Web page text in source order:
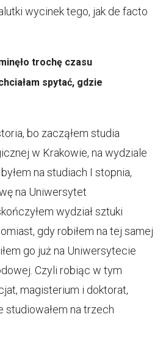
wycinek tego, jak de facto
trochę czasu
spytać, gdzie
bo zacząłem studia
w Krakowie, na wydziale
na studiach I stopnia,
na Uniwersytet
wydział sztuki
gdy robiłem na tej samej
go już na Uniwersytecie
Czyli robiąc w tym
magisterium i doktorat,
studiowałem na trzech